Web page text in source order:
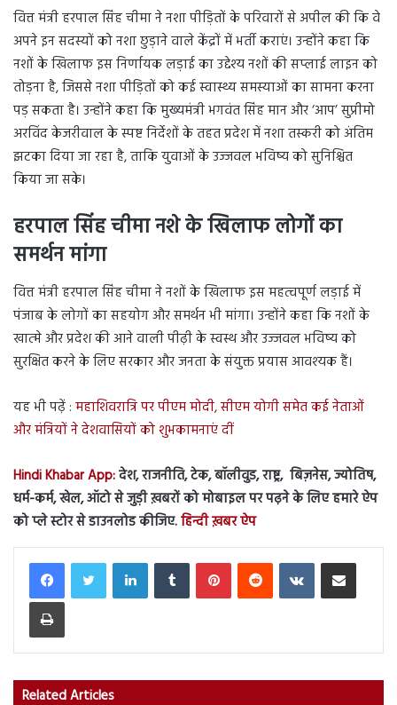
वित्त मंत्री हरपाल सिंह चीमा ने नशा पीड़ितों के परिवारों से अपील की कि वे
अपने इन सदस्यों को नशा छुड़ाने वाले केंद्रों में भर्ती कराएं। उन्होंने कहा कि
नशों के खिलाफ इस निर्णायक लड़ाई का उद्देश्य नशों की सप्लाई लाइन को
तोड़ना है, जिससे नशा पीड़ितों को कई स्वास्थ्य समस्याओं का सामना करना
पड़ सकता है। उन्होंने कहा कि मुख्यमंत्री भगवंत सिंह मान और ‘आप’ सुप्रीमो
अरविंद केजरीवाल के स्पष्ट निर्देशों के तहत प्रदेश में नशा तस्करी को अंतिम
झटका दिया जा रहा है, ताकि युवाओं के उज्जवल भविष्य को सुनिश्चित
किया जा सके।
हरपाल सिंह चीमा नशे के खिलाफ लोगों का
समर्थन मांगा
वित्त मंत्री हरपाल सिंह चीमा ने नशों के खिलाफ इस महत्वपूर्ण लड़ाई में
पंजाब के लोगों का सहयोग और समर्थन भी मांगा। उन्होंने कहा कि नशों के
खात्मे और प्रदेश की आने वाली पीढ़ी के स्वस्थ और उज्जवल भविष्य को
सुरक्षित करने के लिए सरकार और जनता के संयुक्त प्रयास आवश्यक हैं।
यह भी पढ़ें : महाशिवरात्रि पर पीएम मोदी, सीएम योगी समेत कई नेताओं
और मंत्रियों ने देशवासियों को शुभकामनाएं दीं
Hindi Khabar App:देश, राजनीति, टेक, बॉलीवुड, राष्ट्र, बिज़नेस, ज्योतिष,
धर्म-कर्म, खेल, ऑटो से जुड़ी ख़बरों को मोबाइल पर पढ़ने के लिए हमारे ऐप
को प्ले स्टोर से डाउनलोड कीजिए.हिन्दी ख़बर ऐप
LinkedInTumblr PinterestReddit VKontakteShare via Email
Print
Related Articles